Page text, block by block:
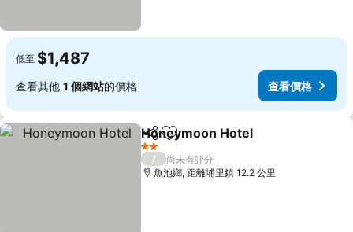
低至 $1,487
查看其他 1 個網站的價格 查看價格
分享 加入我的最愛
Honeymoon Hotel
2 星級
/
尚未有評分
魚池鄉, 距離埔里鎮 12.2 公里